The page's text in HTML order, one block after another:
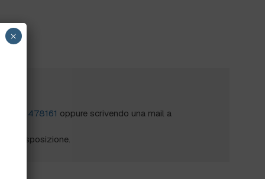
0172 478161 oppure scrivendo una mail a
a disposizione.
×